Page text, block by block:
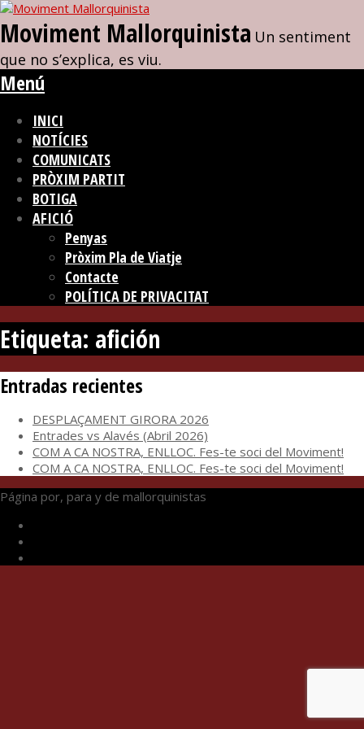
Moviment Mallorquinista Un sentiment
que no s’explica, es viu.
Menú
INICI
NOTÍCIES
COMUNICATS
PRÒXIM PARTIT
BOTIGA
AFICIÓ
Penyas
Pròxim Pla de Viatje
Contacte
POLÍTICA DE PRIVACITAT
Etiqueta: afición
Entradas recientes
DESPLAÇAMENT GIRORA 2026
Entrades vs Alavés (Abril 2026)
COM A CA NOSTRA, ENLLOC. Fes-te soci del Moviment!
COM A CA NOSTRA, ENLLOC. Fes-te soci del Moviment!
Página por, para y de mallorquinistas